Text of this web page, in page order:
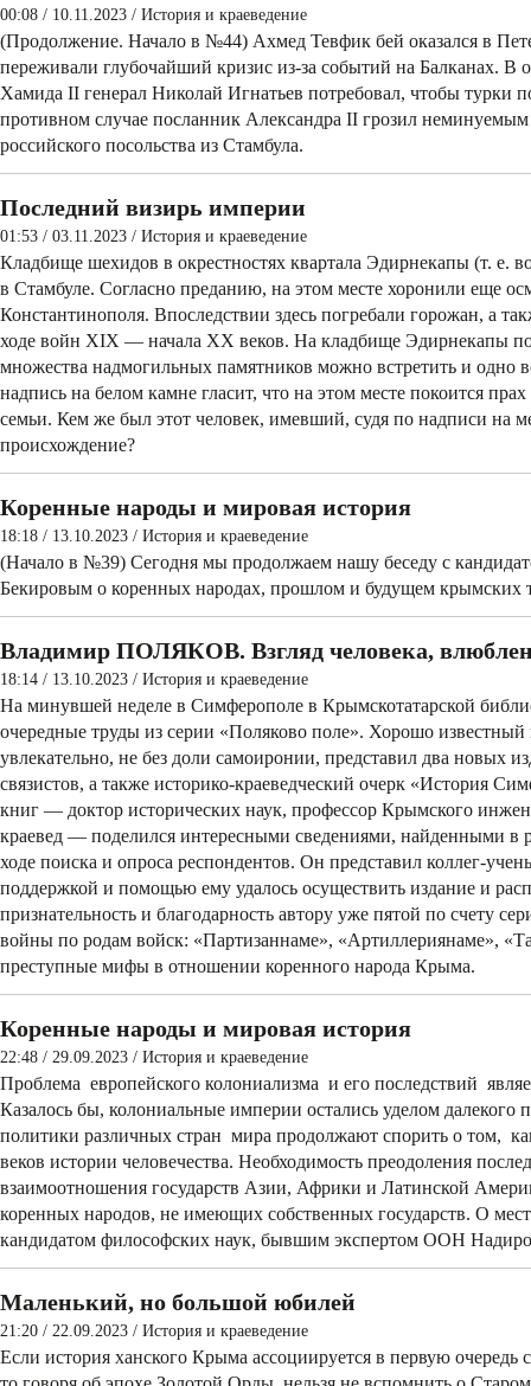
00:08 / 10.11.2023 / История и краеведение
(Продолжение. Начало в №44) Ахмед Тевфик бей оказался в
переживали глубочайший кризис из-за событий на Балканах. В
Хамида II генерал Николай Игнатьев потребовал, чтобы
противном случае посланник Александра II грозил
российского посольства из Стамбула.
Последний визирь империи
01:53 / 03.11.2023 / История и краеведение
Кладбище шехидов в окрестностях квартала Эдирнекапы (т. е.
в Стамбуле. Согласно преданию, на этом месте хоронили еще
Константинополя. Впоследствии здесь погребали горожан, а
ходе войн XIX — начала ХХ веков. На кладбище Эдирнекапы
множества надмогильных памятников можно встретить и одно
надпись на белом камне гласит, что на этом месте покоится
семьи. Кем же был этот человек, имевший, судя по надписи на
происхождение?
Коренные народы и мировая история
18:18 / 13.10.2023 / История и краеведение
(Начало в №39) Сегодня мы продолжаем нашу беседу с
Бекировым о коренных народах, прошлом и будущем крымских
Владимир ПОЛЯКОВ. Взгляд человека,
18:14 / 13.10.2023 / История и краеведение
На минувшей неделе в Симферополе в Крымскотатарской
очередные труды из серии «Поляково поле». Хорошо
увлекательно, не без доли самоиронии, представил два новых
связистов, а также историко-краеведческий очерк «История
книг — доктор исторических наук, профессор Крымского
краевед — поделился интересными сведениями, найденными в
ходе поиска и опроса респондентов. Он представил коллег-
поддержкой и помощью ему удалось осуществить издание и
признательность и благодарность автору уже пятой по счету
войны по родам войск: «Партизаннаме», «Артиллериянаме»,
преступные мифы в отношении коренного народа Крыма.
Коренные народы и мировая история
22:48 / 29.09.2023 / История и краеведение
Проблема европейского колониализма и его последствий
Казалось бы, колониальные империи остались уделом
политики различных стран мира продолжают спорить о том,
веков истории человечества. Необходимость преодоления
взаимоотношения государств Азии, Африки и Латинской
коренных народов, не имеющих собственных государств. О
кандидатом философских наук, бывшим экспертом ООН
Маленький, но большой юбилей
21:20 / 22.09.2023 / История и краеведение
Если история ханского Крыма ассоциируется в первую